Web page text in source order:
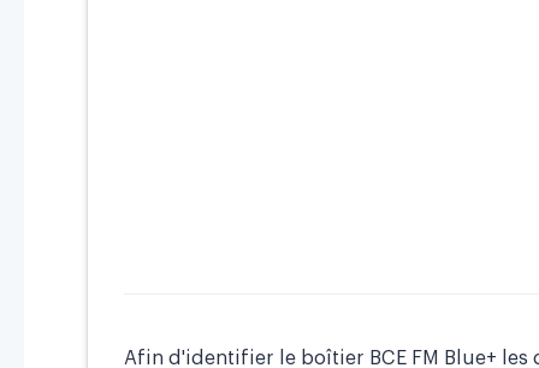
Afin d'identifier le boîtier BCE FM Blue+